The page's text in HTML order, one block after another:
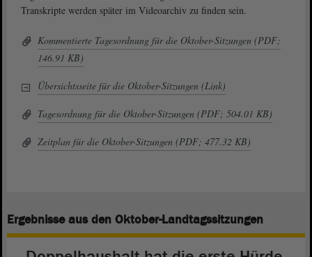
Transkripte werden später im Videoarchiv zu finden sein.
Kommentierte Tagesordnung für die Oktober-Sitzungen (PDF;
146.91 KB)
Übersichtsseite für die Oktober-Sitzungen (Link)
Tagesordnung für die Oktober-Sitzungen (PDF; 504.01 KB)
Zeitplan für die Oktober-Sitzungen (PDF; 477.32 KB)
Ergebnisse aus den Oktober-Landtagssitzungen